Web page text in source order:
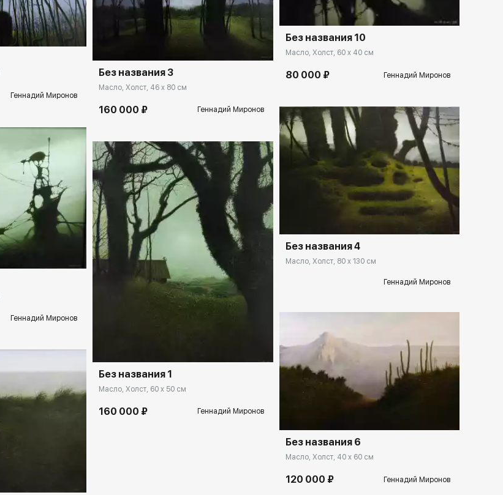
rakovgallery.ru
Геннадий Миронов
rakovgallery.ru
Геннадий Миронов
Домен: rakovgallery.ru
Без названия 3
Масло, Холст, 46 x 80 см
160 000 ₽ Геннадий Миронов
Без названия 1
Масло, Холст, 60 x 50 см
160 000 ₽ Геннадий Миронов
Без названия 10
Масло, Холст, 60 x 40 см
80 000 ₽ Геннадий Миронов
rakovgallery.ru
Без названия 4
Масло, Холст, 80 x 130 см
Геннадий Миронов
Домен: rakovgallery.ru
Без названия 6
Масло, Холст, 40 x 60 см
120 000 ₽ Геннадий Миронов